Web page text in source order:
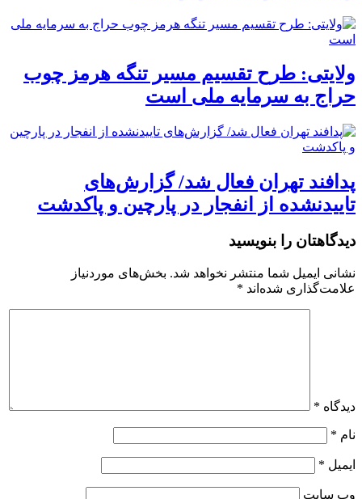
ولایتی: طرح تقسیم مسیر تنگه هرمز چوب
حراج به سرمایه ملی است
پدافند تهران فعال شد/ گزارش‌های
تاییدنشده از انفجار در پارچین و پاکدشت
دیدگاهتان را بنویسید
نشانی ایمیل شما منتشر نخواهد شد. بخش‌های موردنیاز
علامت‌گذاری شده‌اند *
دیدگاه *
نام *
ایمیل *
وب‌ سایت